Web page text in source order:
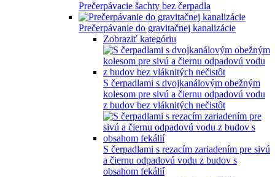
Prečerpávacie šachty bez čerpadla
Prečerpávanie do gravitačnej kanalizácie
Zobraziť kategóriu
S čerpadlami s dvojkanálovým obežným
kolesom pre sivú a čiernu odpadovú vodu
z budov bez vláknitých nečistôt
S čerpadlami s rezacím zariadením pre sivú
a čiernu odpadovú vodu z budov s
obsahom fekálií